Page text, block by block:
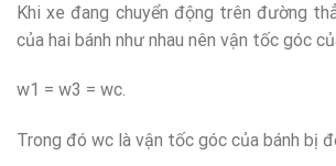
Khi xe đang chuyển động trên đường
của hai bánh như nhau nên vận tốc góc
w1 = w3 = wc.
Trong đó wc là vận tốc góc của bánh bị